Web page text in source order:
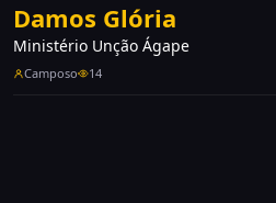
Damos Glória
Ministério Unção Ágape
Camposo 14